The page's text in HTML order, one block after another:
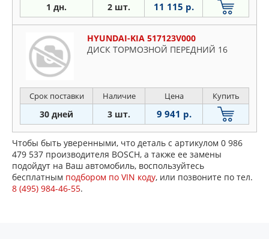
1 дн. 2 шт. 11 115 р.
HYUNDAI-KIA 517123V000
ДИСК ТОРМОЗНОЙ ПЕРЕДНИЙ 16
Срок поставки Наличие Цена Купить
30 дней 3 шт. 9 941 р.
Чтобы быть уверенными, что деталь с артикулом 0 986
479 537 производителя BOSCH, а также ее замены
подойдут на Ваш автомобиль, воспользуйтесь
бесплатным подбором по VIN коду, или позвоните по тел.
8 (495) 984-46-55.